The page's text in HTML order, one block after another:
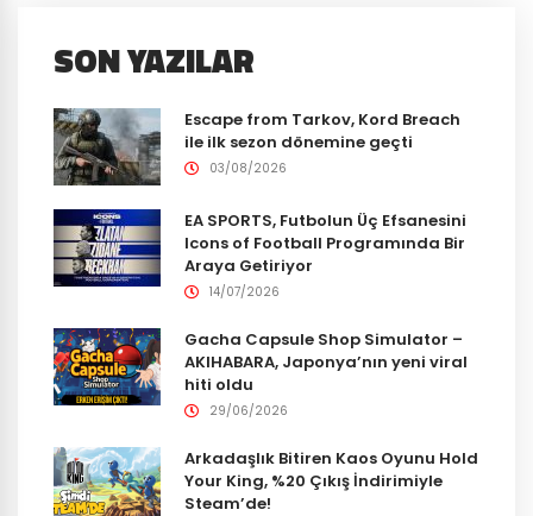
SON YAZILAR
Escape from Tarkov, Kord Breach
ile ilk sezon dönemine geçti
03/08/2026
EA SPORTS, Futbolun Üç Efsanesini
Icons of Football Programında Bir
Araya Getiriyor
14/07/2026
Gacha Capsule Shop Simulator –
AKIHABARA, Japonya’nın yeni viral
hiti oldu
29/06/2026
Arkadaşlık Bitiren Kaos Oyunu Hold
Your King, %20 Çıkış İndirimiyle
Steam’de!